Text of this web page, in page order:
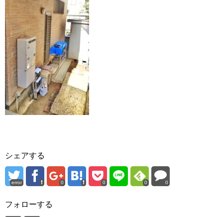
シェアする
error 0 0 0 0
フォローする